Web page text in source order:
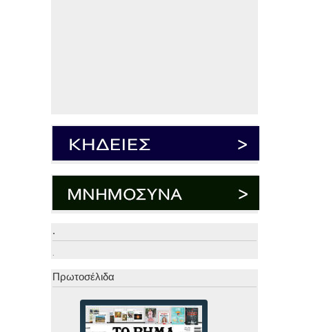
.
.
Πρωτοσέλιδα